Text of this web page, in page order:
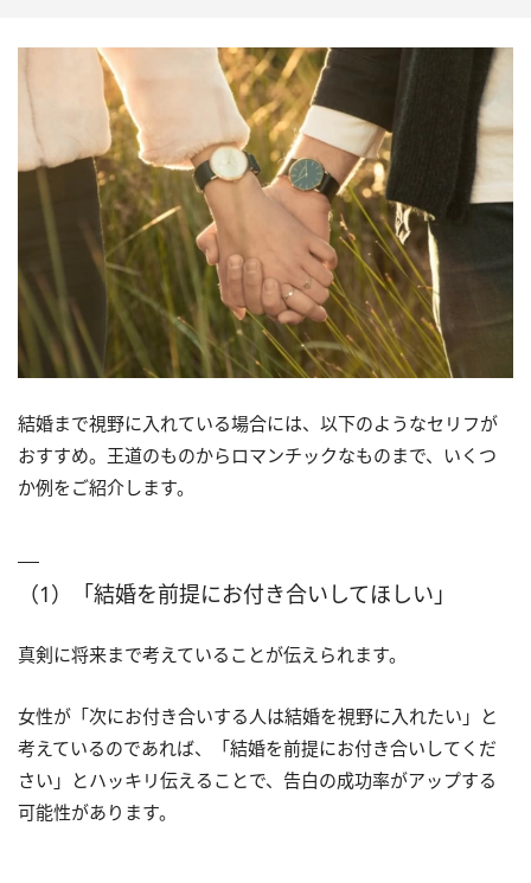
結婚まで視野に入れている場合には、以下のようなセリフが
おすすめ。王道のものからロマンチックなものまで、いくつ
か例をご紹介します。
（1）「結婚を前提にお付き合いしてほしい」
真剣に将来まで考えていることが伝えられます。
女性が「次にお付き合いする人は結婚を視野に入れたい」と
考えているのであれば、「結婚を前提にお付き合いしてくだ
さい」とハッキリ伝えることで、告白の成功率がアップする
可能性があります。